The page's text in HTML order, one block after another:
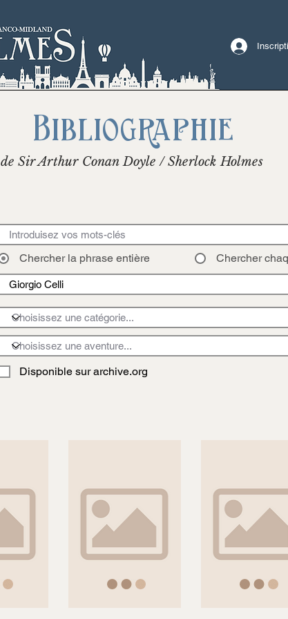
Bibliographie
de Sir Arthur Conan Doyle / Sherlock Holmes
Chercher la phrase entière Chercher
Disponible sur archive.org